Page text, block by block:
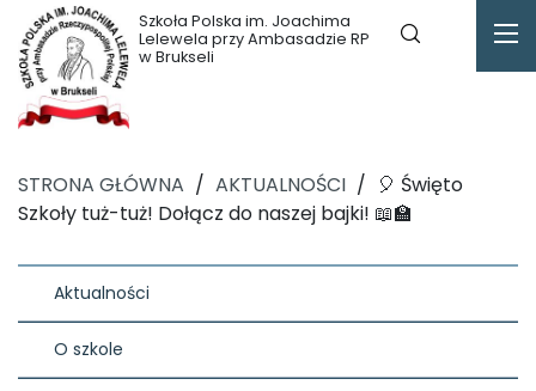
Szkoła Polska im. Joachima
Lelewela przy Ambasadzie RP
w Brukseli
STRONA GŁÓWNA / AKTUALNOŚCI / 🎈 Święto
Szkoły tuż-tuż! Dołącz do naszej bajki! 📖🏫
Aktualności
O szkole